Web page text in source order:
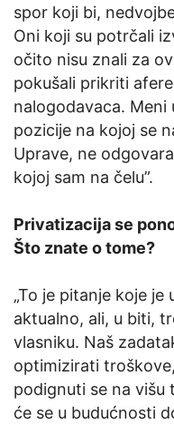
spor koji bi,
Oni koji su potrčali
očito nisu znali za
pokušali prikriti
nalogodavaca.
pozicije na kojoj se
Uprave, ne
kojoj sam na čelu”.
Privatizacija se
Što znate o tome?
„To je pitanje koje je
aktualno, ali, u biti,
vlasniku. Naš
optimizirati
podignuti se na višu
će se u budućnosti